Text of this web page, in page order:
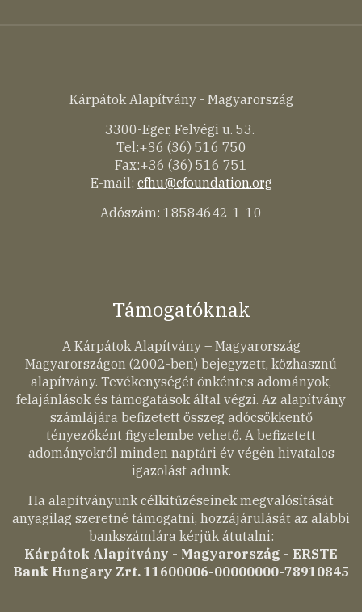
Kárpátok Alapítvány - Magyarország
3300-Eger, Felvégi u. 53.
Tel:+36 (36) 516 750
Fax:+36 (36) 516 751
E-mail: cfhu@cfoundation.org
Adószám: 18584642-1-10
Támogatóknak
A Kárpátok Alapítvány – Magyarország
Magyarországon (2002-ben) bejegyzett, közhasznú
alapítvány. Tevékenységét önkéntes adományok,
felajánlások és támogatások által végzi. Az alapítvány
számlájára befizetett összeg adócsökkentő
tényezőként figyelembe vehető. A befizetett
adományokról minden naptári év végén hivatalos
igazolást adunk.
Ha alapítványunk célkitűzéseinek megvalósítását
anyagilag szeretné támogatni, hozzájárulását az alábbi
bankszámlára kérjük átutalni:
Kárpátok Alapítvány - Magyarország - ERSTE
Bank Hungary Zrt. 11600006-00000000-78910845